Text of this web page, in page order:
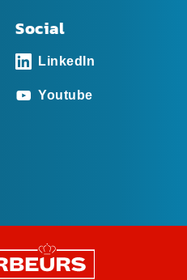
Social
LinkedIn
Youtube